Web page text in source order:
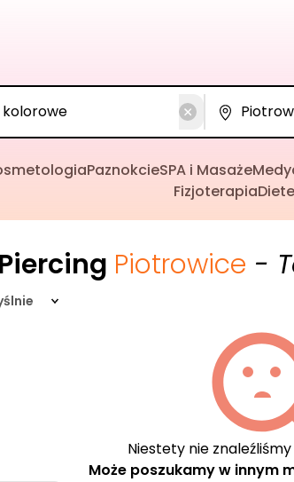
PaznokcieSPA i Masaże
Fizjoterapia
Piotrowice -
Niestety nie
Może poszukamy w innym